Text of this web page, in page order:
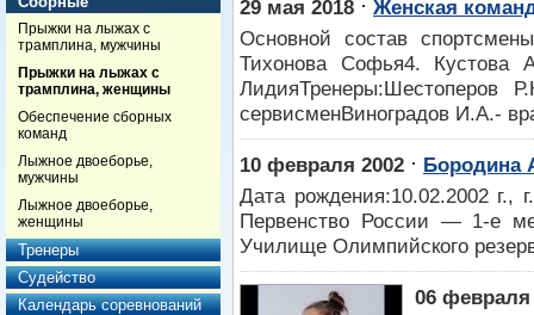
Прыжки на лыжах с
трамплина, мужчины
Прыжки на лыжах с
трамплина, женщины
Обеспечение сборных
команд
Лыжное двоеборье,
мужчины
Лыжное двоеборье,
женщины
Тренеры
Судейство
Календарь соревнований
29 мая 2018 ⋅ Женская
Основной состав
Тихонова Софья4. Кустова
сервисменВиноградов И.А.-
10 февраля 2002 ⋅ Бородина
Дата рождения:10.02.2002 г.,
Первенство России — 1-е
Училище Олимпийского
06 февраля